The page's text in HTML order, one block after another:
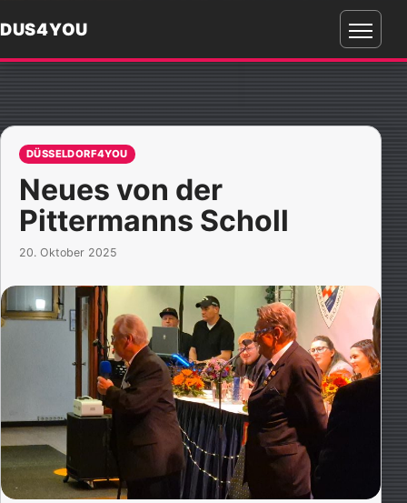
DUS4YOU
Menü
DÜSSELDORF4YOU
Neues von der
Pittermanns Scholl
20. Oktober 2025